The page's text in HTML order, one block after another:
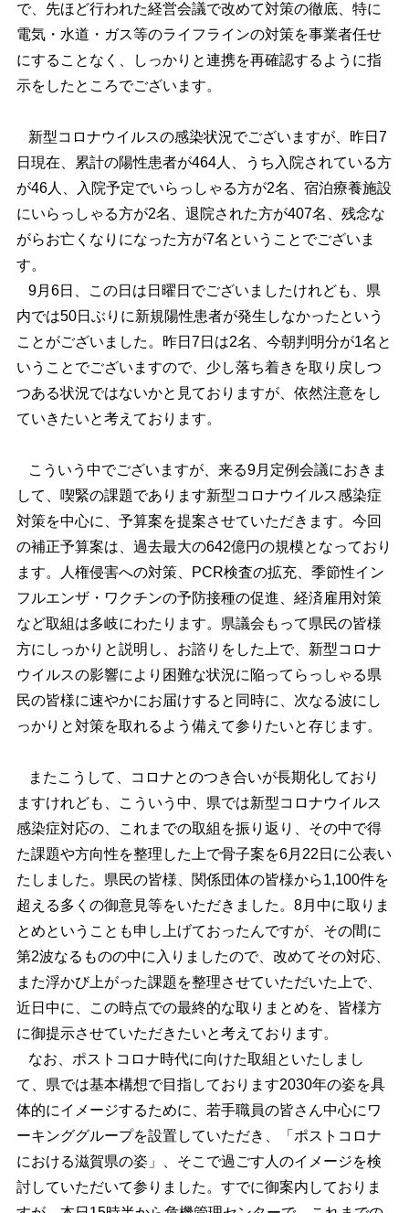
で、先ほど行われた経営会議で改めて対策の徹底、特に
電気・水道・ガス等のライフラインの対策を事業者任せ
にすることなく、しっかりと連携を再確認するように指
示をしたところでございます。
新型コロナウイルスの感染状況でございますが、昨日7
日現在、累計の陽性患者が464人、うち入院されている方
が46人、入院予定でいらっしゃる方が2名、宿泊療養施設
にいらっしゃる方が2名、退院された方が407名、残念な
がらお亡くなりになった方が7名ということでございま
す。
9月6日、この日は日曜日でございましたけれども、県
内では50日ぶりに新規陽性患者が発生しなかったという
ことがございました。昨日7日は2名、今朝判明分が1名と
いうことでございますので、少し落ち着きを取り戻しつ
つある状況ではないかと見ておりますが、依然注意をし
ていきたいと考えております。
こういう中でございますが、来る9月定例会議におきま
して、喫緊の課題であります新型コロナウイルス感染症
対策を中心に、予算案を提案させていただきます。今回
の補正予算案は、過去最大の642億円の規模となっており
ます。人権侵害への対策、PCR検査の拡充、季節性イン
フルエンザ・ワクチンの予防接種の促進、経済雇用対策
など取組は多岐にわたります。県議会もって県民の皆様
方にしっかりと説明し、お諮りをした上で、新型コロナ
ウイルスの影響により困難な状況に陥ってらっしゃる県
民の皆様に速やかにお届けすると同時に、次なる波にし
っかりと対策を取れるよう備えて参りたいと存じます。
またこうして、コロナとのつき合いが長期化しており
ますけれども、こういう中、県では新型コロナウイルス
感染症対応の、これまでの取組を振り返り、その中で得
た課題や方向性を整理した上で骨子案を6月22日に公表い
たしました。県民の皆様、関係団体の皆様から1,100件を
超える多くの御意見等をいただきました。8月中に取りま
とめということも申し上げておったんですが、その間に
第2波なるものの中に入りましたので、改めてその対応、
また浮かび上がった課題を整理させていただいた上で、
近日中に、この時点での最終的な取りまとめを、皆様方
に御提示させていただきたいと考えております。
なお、ポストコロナ時代に向けた取組といたしまし
て、県では基本構想で目指しております2030年の姿を具
体的にイメージするために、若手職員の皆さん中心にワ
ーキンググループを設置していただき、「ポストコロナ
における滋賀県の姿」、そこで過ごす人のイメージを検
討していただいて参りました。すでに御案内しておりま